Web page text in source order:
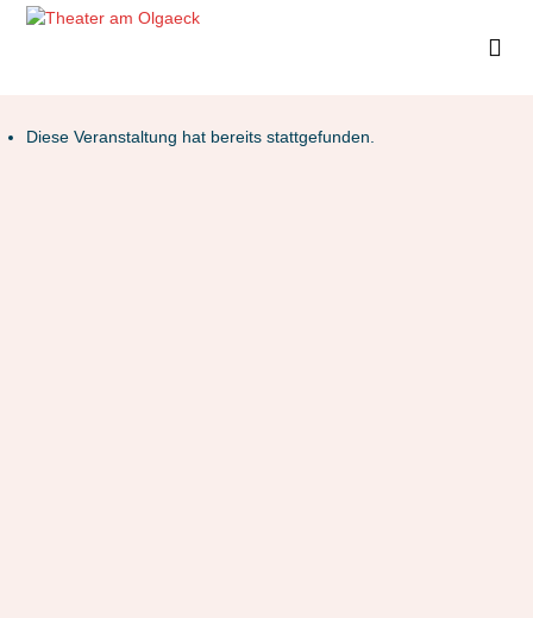
Diese Veranstaltung hat bereits stattgefunden.